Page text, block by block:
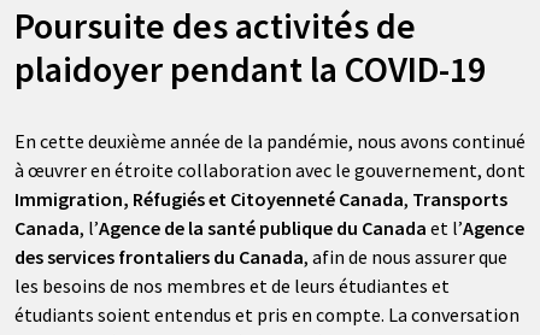
Poursuite des activités de
plaidoyer pendant la COVID-19
En cette deuxième année de la pandémie, nous avons continué
à œuvrer en étroite collaboration avec le gouvernement, dont
Immigration, Réfugiés et Citoyenneté Canada, Transports
Canada, l’Agence de la santé publique du Canada et l’Agence
des services frontaliers du Canada, afin de nous assurer que
les besoins de nos membres et de leurs étudiantes et
étudiants soient entendus et pris en compte. La conversation